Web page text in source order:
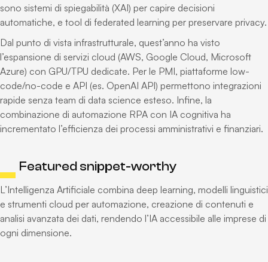
sono sistemi di spiegabilità (XAI) per capire decisioni
automatiche, e tool di federated learning per preservare privacy.
Dal punto di vista infrastrutturale, quest’anno ha visto
l’espansione di servizi cloud (AWS, Google Cloud, Microsoft
Azure) con GPU/TPU dedicate. Per le PMI, piattaforme low-
code/no-code e API (es. OpenAI API) permettono integrazioni
rapide senza team di data science esteso. Infine, la
combinazione di automazione RPA con IA cognitiva ha
incrementato l’efficienza dei processi amministrativi e finanziari.
Featured snippet-worthy
L’Intelligenza Artificiale combina deep learning, modelli linguistici
e strumenti cloud per automazione, creazione di contenuti e
analisi avanzata dei dati, rendendo l’IA accessibile alle imprese di
ogni dimensione.